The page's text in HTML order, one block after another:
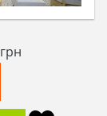
грн